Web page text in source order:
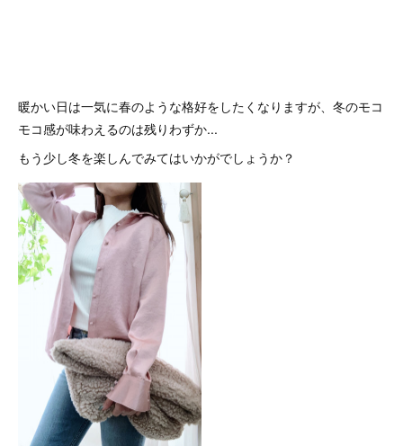
暖かい日は一気に春のような格好をしたくなりますが、冬のモコ
モコ感が味わえるのは残りわずか...
もう少し冬を楽しんでみてはいかがでしょうか？